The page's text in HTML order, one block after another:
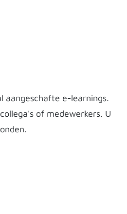
aangeschafte e-learnings.
of medewerkers. U